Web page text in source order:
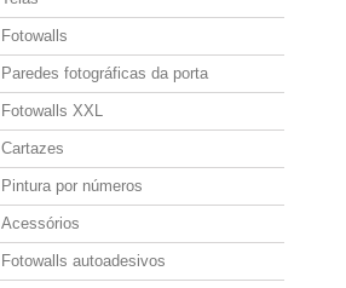
Fotowalls
Paredes fotográficas da porta
Fotowalls XXL
Cartazes
Pintura por números
Acessórios
Fotowalls autoadesivos